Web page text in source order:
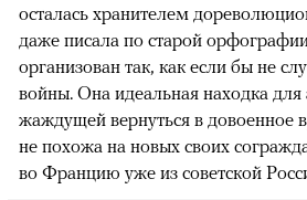
осталась хранителем
даже писала по старой
организован так, как если бы не
войны. Она идеальная находка для
жаждущей вернуться в довоенное
не похожа на новых своих
во Францию уже из советской